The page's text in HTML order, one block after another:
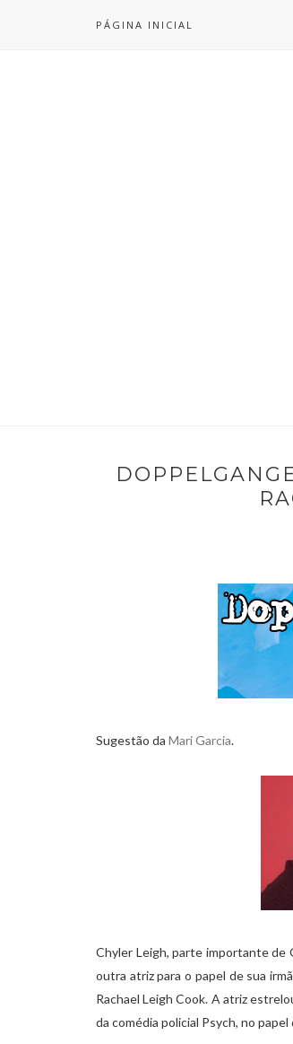
PÁGINA INICIAL
Sugestão da Mari Garcia.
Chyler Leigh, parte importante de
outra atriz para o papel de sua
Rachael Leigh Cook. A atriz
da comédia policial Psych, no papel